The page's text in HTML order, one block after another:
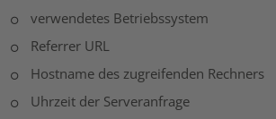
verwendetes Betriebssystem
Referrer URL
Hostname des zugreifenden Rechners
Uhrzeit der Serveranfrage